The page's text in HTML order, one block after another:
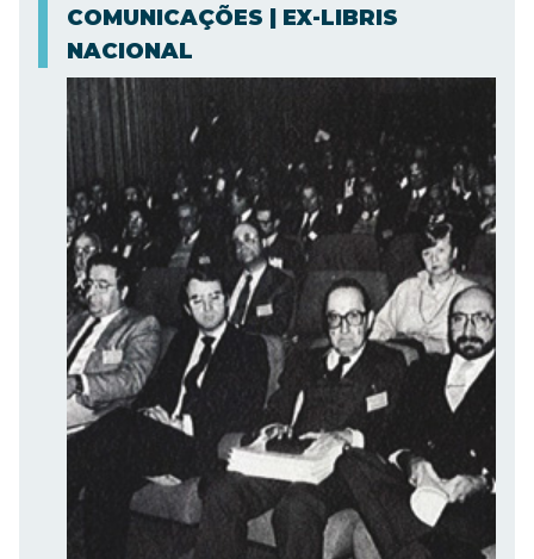
COMUNICAÇÕES | EX-LIBRIS
NACIONAL